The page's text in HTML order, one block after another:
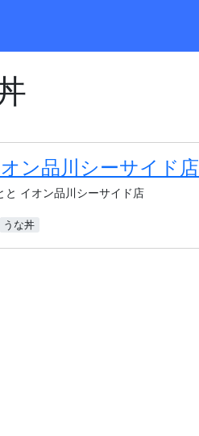
ン品川シーサイド店
と イオン品川シーサイド店
うな丼